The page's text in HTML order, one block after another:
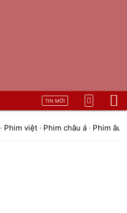
TIN MỚI
· Phim việt · Phim châu á · Phim âu